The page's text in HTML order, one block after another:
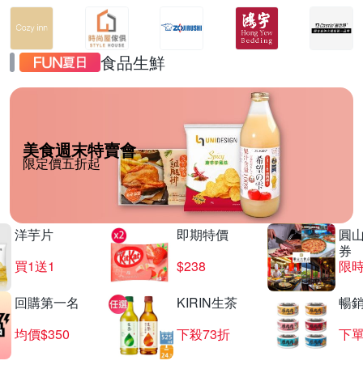
食品生鮮
美食週末特賣會
限定價五折起
洋芋片
買1送1
即期特價
$238
圓
券
限
回購第一名
均價$350
KIRIN生茶
下殺73折
暢
下